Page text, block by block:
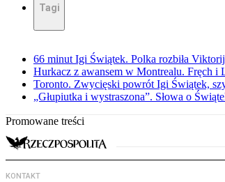
Tagi
66 minut Igi Świątek. Polka rozbiła
Hurkacz z awansem w Montrealu. Fręch i
Toronto. Zwycięski powrót Igi Świątek,
„Głupiutka i wystraszona”. Słowa o
Promowane treści
KONTAKT